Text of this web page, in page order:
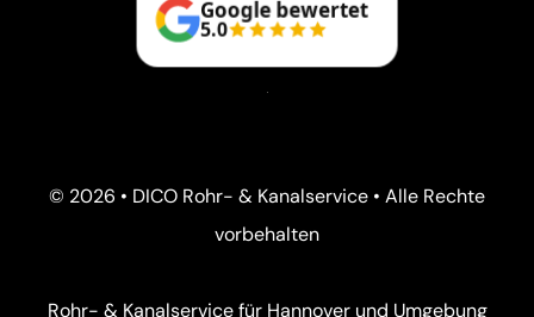
Google bewertet
5.0
© 2026 • DICO Rohr- & Kanalservice • Alle Rechte
vorbehalten
Rohr- & Kanalservice für Hannover und Umgebung